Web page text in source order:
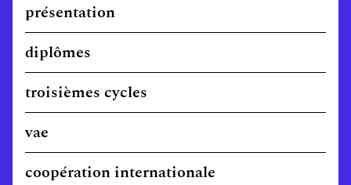
présentation
diplômes
troisièmes cycles
vae
coopération internationale